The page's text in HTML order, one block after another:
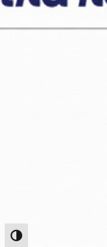
Alternar alto contraste